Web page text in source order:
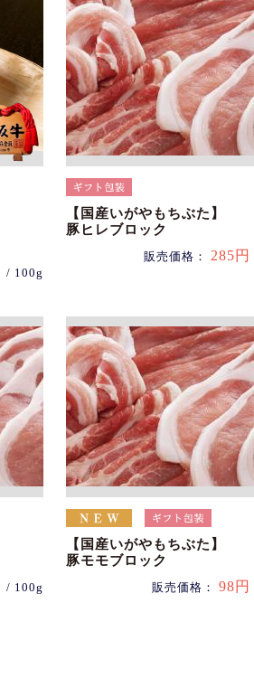
/ 100g
【国産いがやもちぶた】
豚ヒレブロック
販売価格： 285円
/ 100g
【国産いがやもちぶた】
豚モモブロック
販売価格： 98円